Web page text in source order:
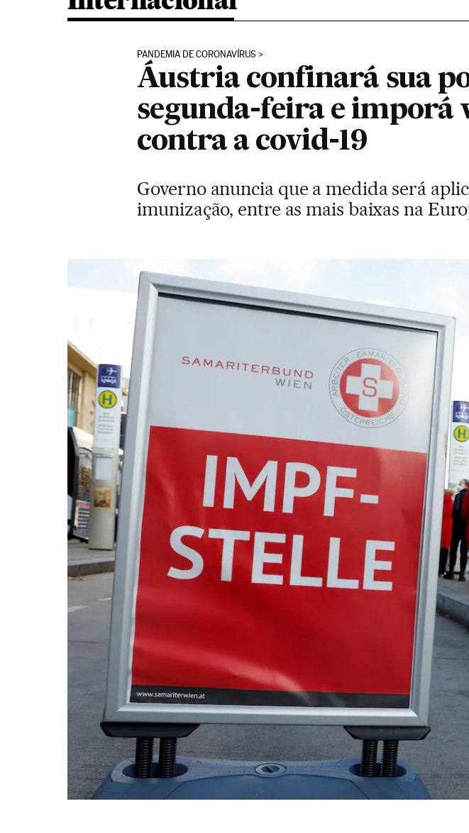
PANDEMIA DE CORONAVÍRUS
Áustria confinará sua
segunda-feira e imporá
contra a covid-19
Governo anuncia que a medida será
imunização, entre as mais baixas na